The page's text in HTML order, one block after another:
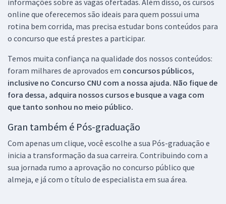
online que oferecemos são ideais para quem possui uma
rotina bem corrida, mas precisa estudar bons conteúdos para
o concurso que está prestes a participar.
Temos muita confiança na qualidade dos nossos conteúdos:
foram milhares de aprovados em concursos públicos,
inclusive no Concurso CNU com a nossa ajuda. Não fique de
fora dessa, adquira nossos cursos e busque a vaga com
que tanto sonhou no meio público.
Gran também é Pós-graduação
Com apenas um clique, você escolhe a sua Pós-graduação e
inicia a transformação da sua carreira. Contribuindo com a
sua jornada rumo a aprovação no concurso público que
almeja, e já com o título de especialista em sua área.